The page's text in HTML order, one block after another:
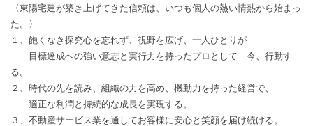
〈東陽宅建が築き上げてきた信頼は、いつも個人の熱い情熱から始まっ
た。〉
１、飽くなき探究心を忘れず、視野を広げ、一人ひとりが
目標達成への強い意志と実行力を持ったプロとして 今、行動す
る。
２、時代の先を読み、組織の力を高め、機動力を持った経営で、
適正な利潤と持続的な成長を実現する。
３、不動産サービス業を通してお客様に安心と笑顔を届け続ける。